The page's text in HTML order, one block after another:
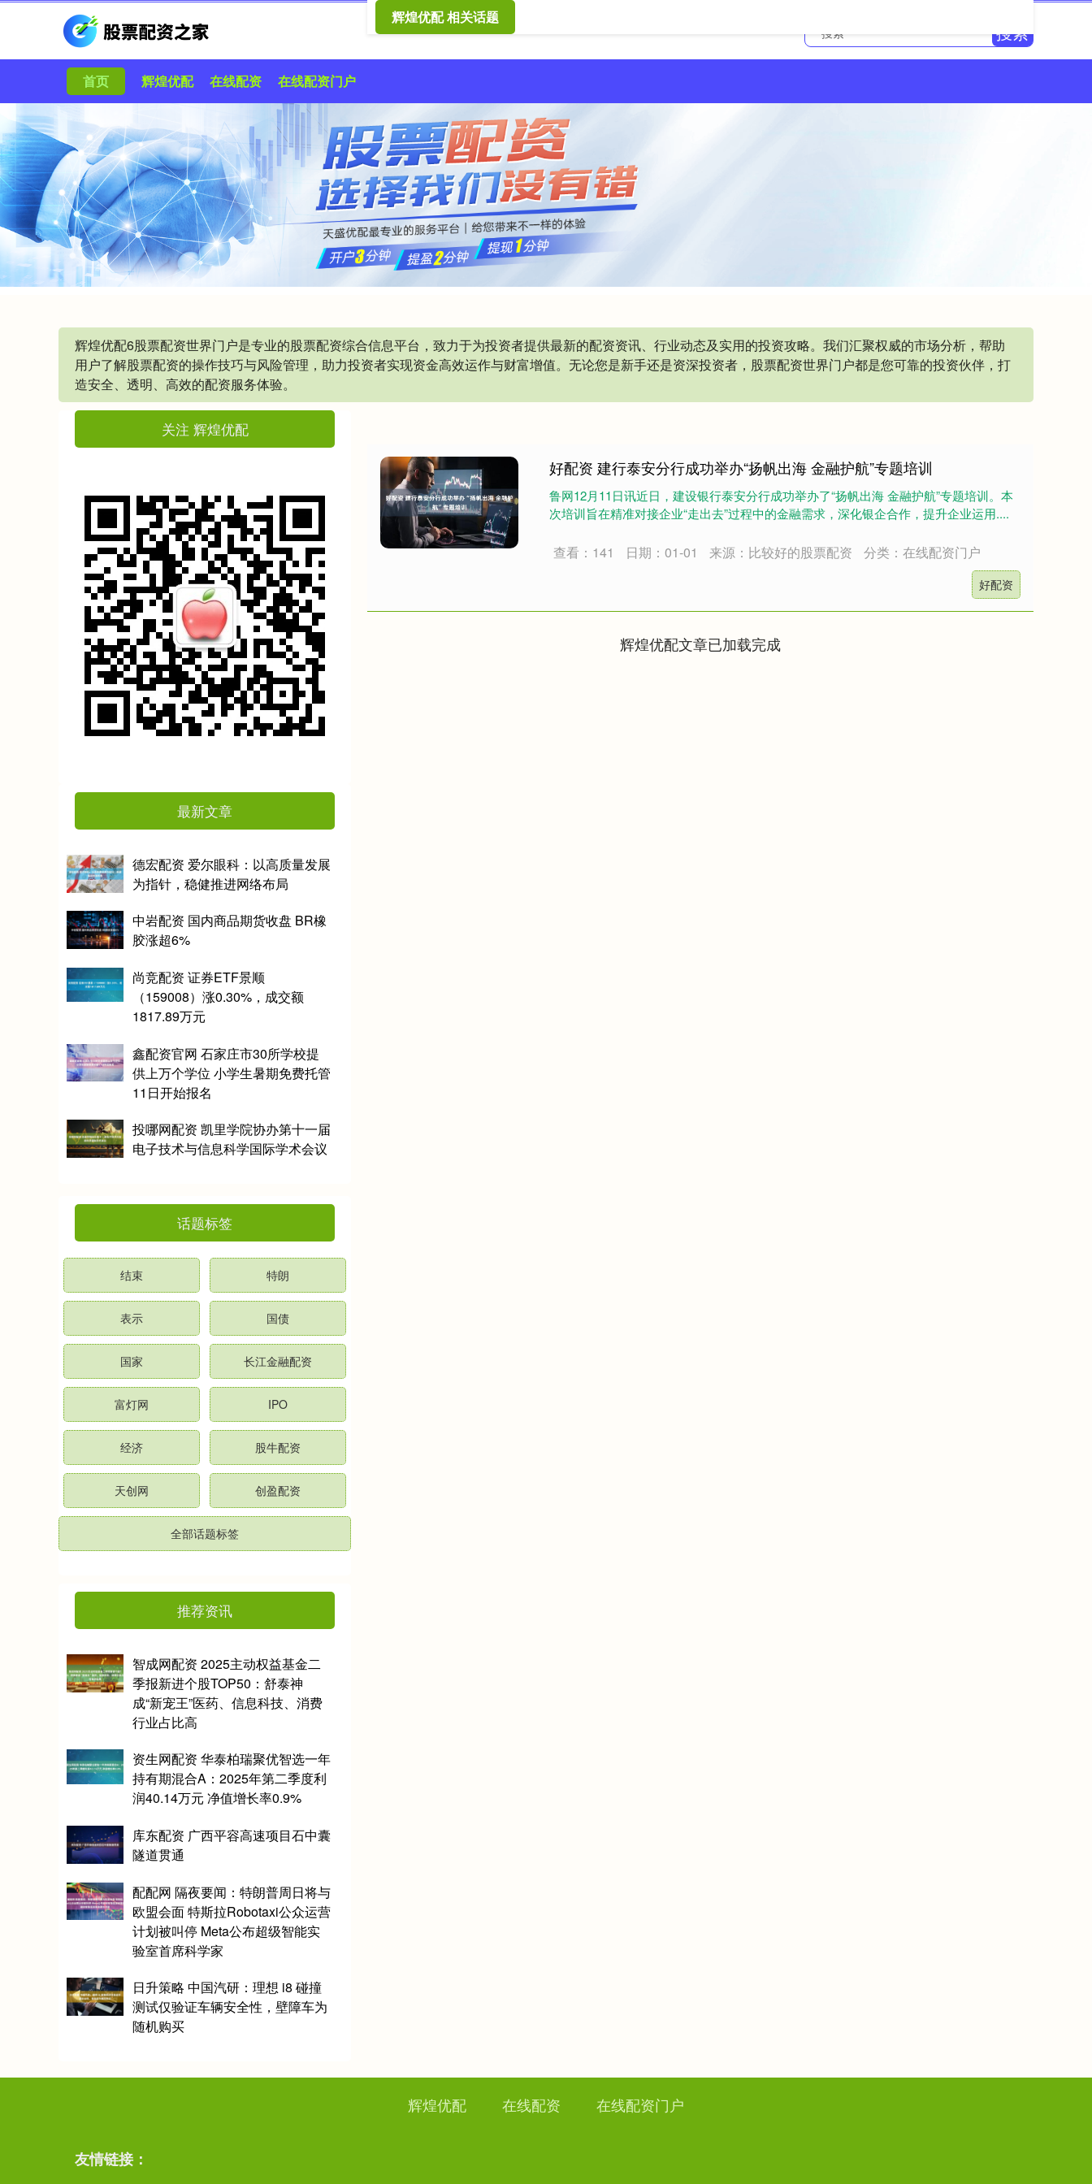
搜索
首页 辉煌优配 在线配资 在线配资门户
辉煌优配6股票配资世界门户是专业的股票配资综合信息平台，致力于为投资者提供最新的配资资讯、行业动态及实用的投资攻略。我们汇聚权威的市场分析，帮助
用户了解股票配资的操作技巧与风险管理，助力投资者实现资金高效运作与财富增值。无论您是新手还是资深投资者，股票配资世界门户都是您可靠的投资伙伴，打
造安全、透明、高效的配资服务体验。
辉煌优配 相关话题
好配资 建行泰安分行成功举办“扬帆出海 金融护航”专题培训
鲁网12月11日讯近日，建设银行泰安分行成功举办了“扬帆出海 金融护航”专题培训。本
次培训旨在精准对接企业“走出去”过程中的金融需求，深化银企合作，提升企业运用....
查看：141 日期：01-01 来源：比较好的股票配资 分类：在线配资门户
好配资
辉煌优配文章已加载完成
关注 辉煌优配
最新文章
德宏配资 爱尔眼科：以高质量发展
为指针，稳健推进网络布局
中岩配资 国内商品期货收盘 BR橡
胶涨超6%
尚竞配资 证券ETF景顺
（159008）涨0.30%，成交额
1817.89万元
鑫配资官网 石家庄市30所学校提
供上万个学位 小学生暑期免费托管
11日开始报名
投哪网配资 凯里学院协办第十一届
电子技术与信息科学国际学术会议
话题标签
结束 特朗
表示 国债
国家 长江金融配资
富灯网 IPO
经济 股牛配资
天创网 创盈配资
全部话题标签
推荐资讯
智成网配资 2025主动权益基金二
季报新进个股TOP50：舒泰神
成“新宠王”医药、信息科技、消费
行业占比高
资生网配资 华泰柏瑞聚优智选一年
持有期混合A：2025年第二季度利
润40.14万元 净值增长率0.9%
库东配资 广西平容高速项目石中囊
隧道贯通
配配网 隔夜要闻：特朗普周日将与
欧盟会面 特斯拉Robotaxi公众运营
计划被叫停 Meta公布超级智能实
验室首席科学家
日升策略 中国汽研：理想 i8 碰撞
测试仅验证车辆安全性，壁障车为
随机购买
辉煌优配 在线配资 在线配资门户
友情链接：